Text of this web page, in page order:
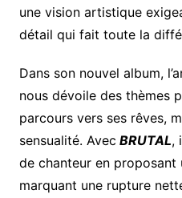
une vision artistique
détail qui fait toute la
Dans son nouvel album,
nous dévoile des thèmes
parcours vers ses rêves,
sensualité. Avec BRUTAL,
de chanteur en proposant
marquant une rupture